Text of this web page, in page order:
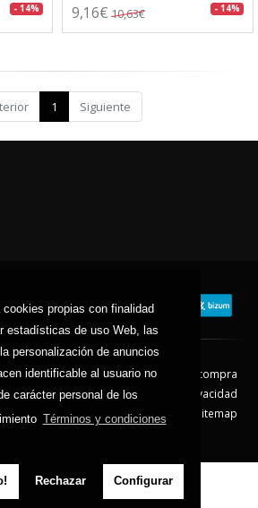
propias con finalidad
estadísticas de uso Web, las
personalización de anuncios
identificable al usuario no
carácter personal de los
Términos y condiciones
Rechazar Configurar
- 14% 9,16€ 10,63€ - 14%
1 Siguiente
Aviso Legal
Condiciones de compra
de devolución
Política de Privacidad
Política de Cookies
Sitemap